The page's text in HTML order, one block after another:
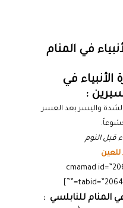
في المنام
في
سيرين :
الشدة واليسر بعد العسر
قبل النوم
للعين
[cmamad
المنام للنابلسي :